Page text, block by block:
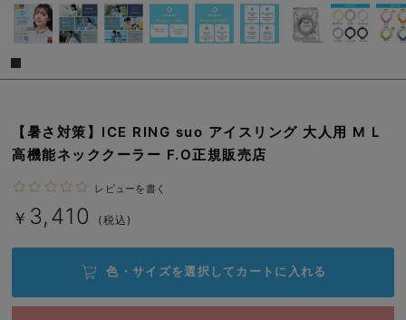
ハレの日に着るANGELIEBEのセレモニー
親子コーデ｜ママとベビーにおすすめ！
便利な育児家電
保育園・入園準備特集
【暑さ対策】ICE RING suo アイスリング 大人用 M L
高機能ネッククーラー F.O正規販売店
レビューを書く
￥ 3,410 (税込)
色・サイズを選択して カートに入れる